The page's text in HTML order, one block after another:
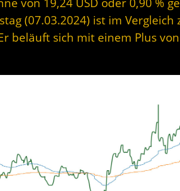
(07.03.2024) ist im Vergleich
beläuft sich mit einem Plus von